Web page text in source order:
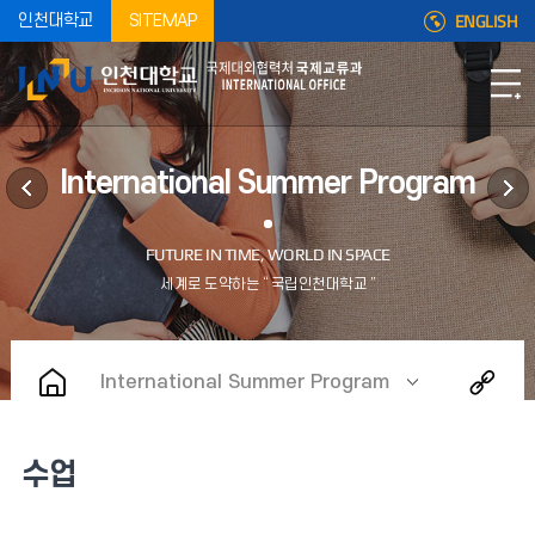
인천대학교 SITEMAP ENGLISH
International Summer Program
International Summer Program
수업